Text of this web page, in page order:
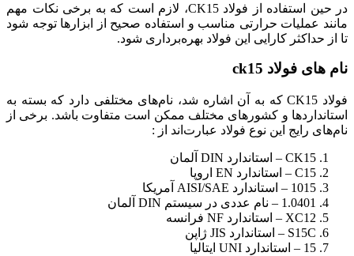
در حین استفاده از فولاد CK15، لازم است که به برخی نکات مهم
مانند عملیات حرارتی مناسب و استفاده صحیح از ابزارها توجه شود
تا از حداکثر کارایی این فولاد بهره‌برداری شود.
نام های فولاد ck15
فولاد CK15 که به آن اشاره شد، نام‌های مختلفی دارد که بسته به
استانداردها و کشورهای مختلف ممکن است متفاوت باشد. برخی از
نام‌های رایج این نوع فولاد عبارت‌اند از :
CK15 – استاندارد DIN آلمان
C15 – استاندارد EN اروپا
1015 – استاندارد AISI/SAE آمریکا
1.0401 – نام عددی در سیستم DIN آلمان
XC12 – استاندارد NF فرانسه
S15C – استاندارد JIS ژاپن
15 – استاندارد UNI ایتالیا